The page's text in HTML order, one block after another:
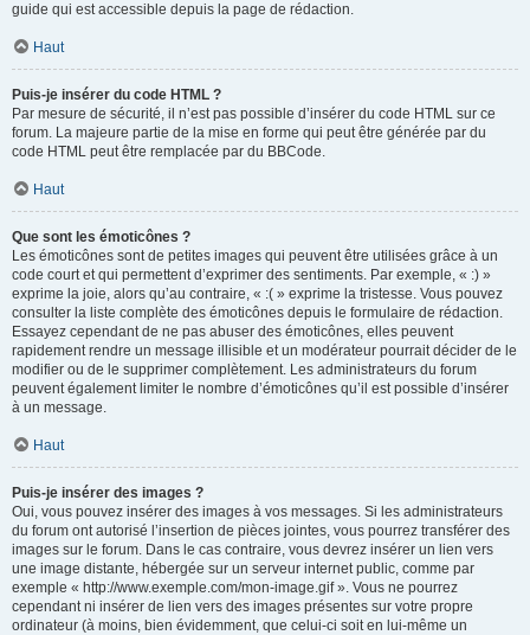
guide qui est accessible depuis la page de rédaction.
Haut
Puis-je insérer du code HTML ?
Par mesure de sécurité, il n’est pas possible d’insérer du code HTML sur ce
forum. La majeure partie de la mise en forme qui peut être générée par du
code HTML peut être remplacée par du BBCode.
Haut
Que sont les émoticônes ?
Les émoticônes sont de petites images qui peuvent être utilisées grâce à un
code court et qui permettent d’exprimer des sentiments. Par exemple, « :) »
exprime la joie, alors qu’au contraire, « :( » exprime la tristesse. Vous pouvez
consulter la liste complète des émoticônes depuis le formulaire de rédaction.
Essayez cependant de ne pas abuser des émoticônes, elles peuvent
rapidement rendre un message illisible et un modérateur pourrait décider de le
modifier ou de le supprimer complètement. Les administrateurs du forum
peuvent également limiter le nombre d’émoticônes qu’il est possible d’insérer
à un message.
Haut
Puis-je insérer des images ?
Oui, vous pouvez insérer des images à vos messages. Si les administrateurs
du forum ont autorisé l’insertion de pièces jointes, vous pourrez transférer des
images sur le forum. Dans le cas contraire, vous devrez insérer un lien vers
une image distante, hébergée sur un serveur internet public, comme par
exemple « http://www.exemple.com/mon-image.gif ». Vous ne pourrez
cependant ni insérer de lien vers des images présentes sur votre propre
ordinateur (à moins, bien évidemment, que celui-ci soit en lui-même un